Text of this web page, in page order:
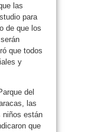
las
para
de que los
que todos
y
del
las
niños están
que